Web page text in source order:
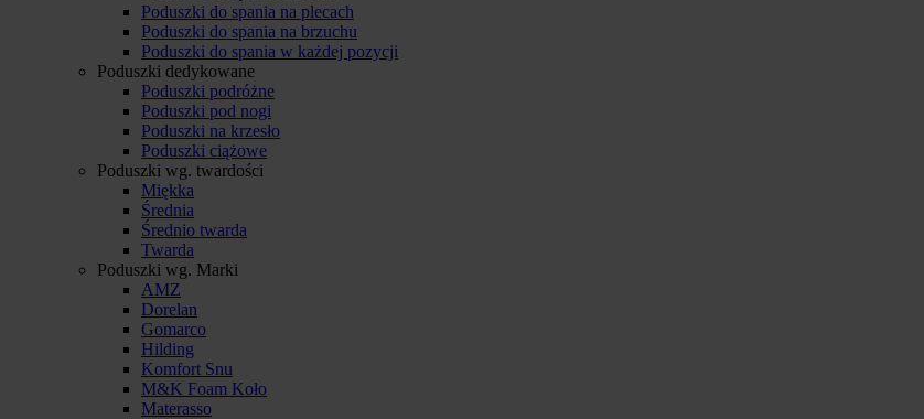
Poduszki do spania na plecach
Poduszki do spania na brzuchu
Poduszki do spania w każdej pozycji
Poduszki dedykowane
Poduszki podróżne
Poduszki pod nogi
Poduszki na krzesło
Poduszki ciążowe
Poduszki wg. twardości
Miękka
Średnia
Średnio twarda
Twarda
Poduszki wg. Marki
AMZ
Dorelan
Gomarco
Hilding
Komfort Snu
M&K Foam Koło
Materasso